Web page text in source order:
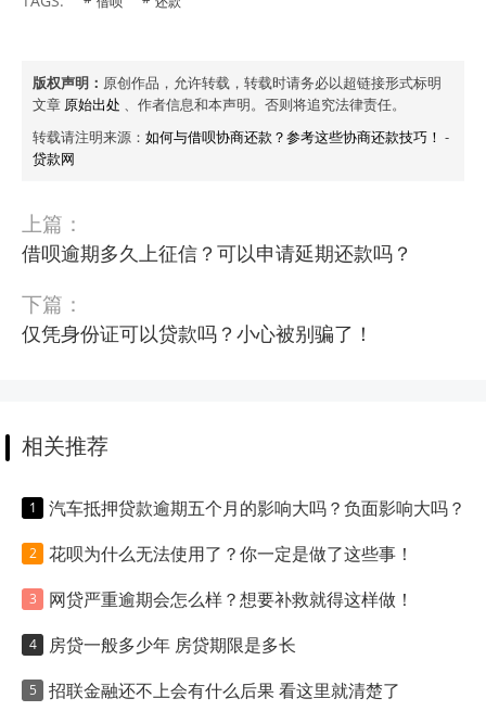
版权声明： 原创作品，允许转载，转载时请务必以超链接形式标明
文章 原始出处 、作者信息和本声明。否则将追究法律责任。
转载请注明来源： 如何与借呗协商还款？参考这些协商还款技巧！ -
贷款网
上篇：
借呗逾期多久上征信？可以申请延期还款吗？
下篇：
仅凭身份证可以贷款吗？小心被别骗了！
相关推荐
汽车抵押贷款逾期五个月的影响大吗？负面影响大吗？
花呗为什么无法使用了？你一定是做了这些事！
网贷严重逾期会怎么样？想要补救就得这样做！
房贷一般多少年 房贷期限是多长
招联金融还不上会有什么后果 看这里就清楚了